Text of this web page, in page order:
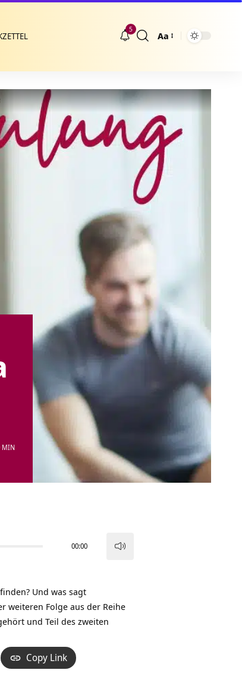
5
Größenänderung
Aa
MIN
00:00
Und was sagt
weiteren Folge aus der Reihe
und Teil des zweiten
Copy Link